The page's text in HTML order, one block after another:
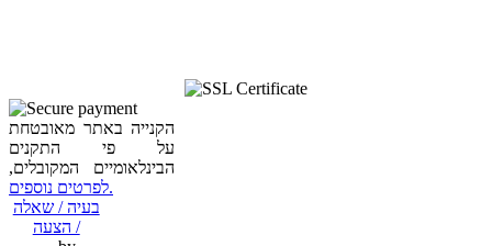
הקנייה באתר מאובטחת
על פי התקנים
הבינלאומיים המקובלים,
לפרטים נוספים.
בעיה / שאלה
/ הצעה